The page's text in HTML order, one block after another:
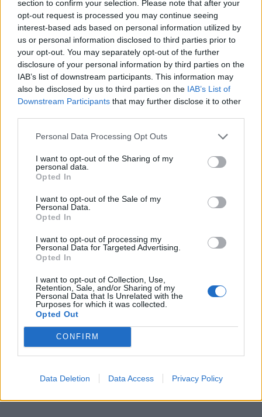
section to confirm your selection. Please note that after your
opt-out request is processed you may continue seeing
interest-based ads based on personal information utilized by
us or personal information disclosed to third parties prior to
your opt-out. You may separately opt-out of the further
disclosure of your personal information by third parties on the
IAB’s list of downstream participants. This information may
also be disclosed by us to third parties on the IAB’s List of
Downstream Participants that may further disclose it to other
Personal Data Processing Opt Outs
I want to opt-out of the Sharing of my
personal data.
Opted In
I want to opt-out of the Sale of my
Personal Data.
Opted In
I want to opt-out of processing my
Personal Data for Targeted Advertising.
Opted In
I want to opt-out of Collection, Use,
Retention, Sale, and/or Sharing of my
Personal Data that Is Unrelated with the
Purposes for which it was collected.
Opted Out
CONFIRM
Data Deletion Data Access Privacy Policy
refroidir. Ensuite, ajoutez 3 cuillères de miel pour
sucrer, bien mélanger une fois de plus, et stocker le
remède dans un bocal en verre.
matin à jeun. Il va nettoyer vos vaisseaux sanguins,
prévenir divers problèmes cardiovasculaires, et
améliorer votre état de santé globale.